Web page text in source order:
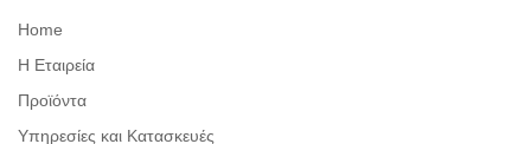
Home
Η Εταιρεία
Προϊόντα
Υπηρεσίες και Κατασκευές